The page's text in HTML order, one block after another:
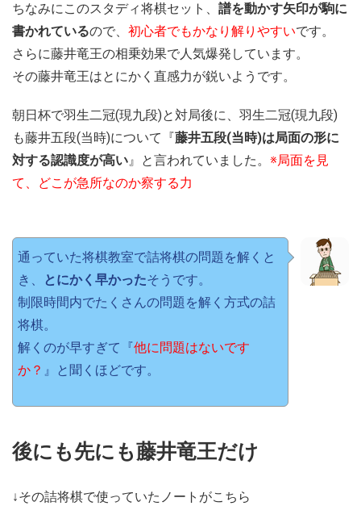
ちなみにこのスタディ将棋セット、 譜を動かす矢印が駒に
書かれているので、 初心者でもかなり解りやすいです。
さらに藤井竜王の相乗効果で人気爆発しています。
その藤井竜王はとにかく直感力が鋭いようです。
朝日杯で羽生二冠(現九段)と対局後に、羽生二冠(現九段)
も藤井五段(当時)について『藤井五段(当時)は局面の形に
対する認識度が高い』と言われていました。 ※局面を見
て、どこが急所なのか察する力
通っていた将棋教室で詰将棋の問題を解くと
き、
とにかく早かったそうです。
制限時間内でたくさんの問題を解く方式の詰
将棋。
解くのが早すぎて『他に問題はないです
か？ 』と聞くほどです。
後にも先にも藤井竜王だけ
↓その詰将棋で使っていたノートがこちら